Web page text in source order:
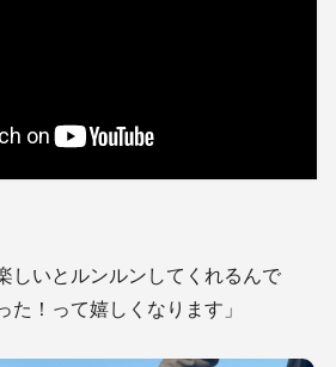
しいとルンルンしてくれるんで
た！って嬉しくなります」